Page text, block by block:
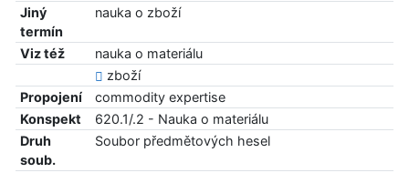
Jiný
termín
nauka o zboží
Viz též
nauka o materiálu
zboží
Propojení
commodity expertise
Konspekt
620.1/.2 - Nauka o materiálu
Druh
soub.
Soubor předmětových hesel